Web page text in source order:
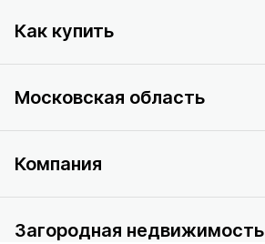
Как купить
Московская область
Компания
Загородная недвижимость